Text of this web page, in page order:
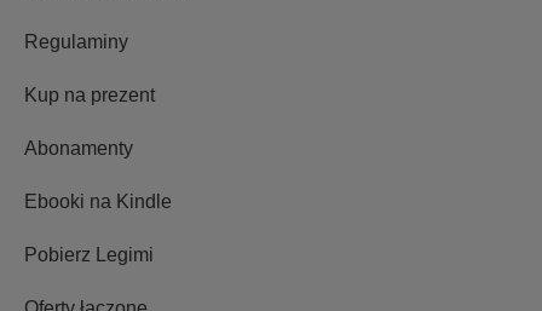
Regulaminy
Kup na prezent
Abonamenty
Ebooki na Kindle
Pobierz Legimi